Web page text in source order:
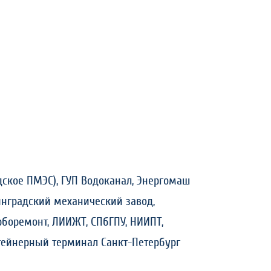
ПМЭС), ГУП Водоканал, Энергомаш
механический завод,
ЛИИЖТ, СПбГПУ, НИИПТ,
терминал Санкт-Петербург